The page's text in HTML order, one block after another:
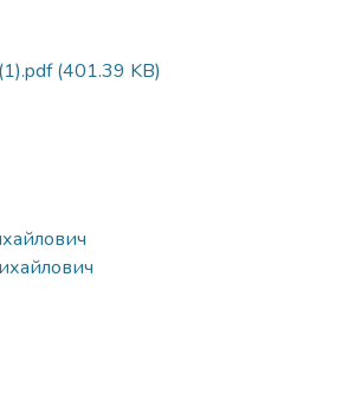
(401.39 KB)